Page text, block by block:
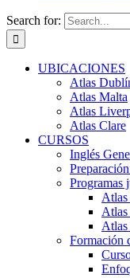
Search for:
UBICACIONES
Atlas
Atlas Malta
Atlas
Atlas Clare
CURSOS
Inglés
Programas
Atlas
Atlas
Formación